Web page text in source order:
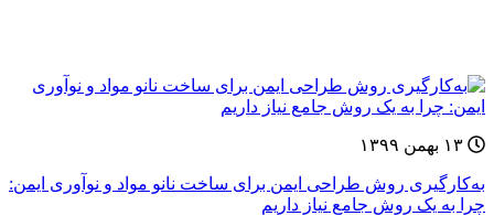
به‌کارگیری روش طراحی ایمن برای ساخت نانو مواد و نوآوری ایمن:
چرا به یک روش جامع نیاز داریم